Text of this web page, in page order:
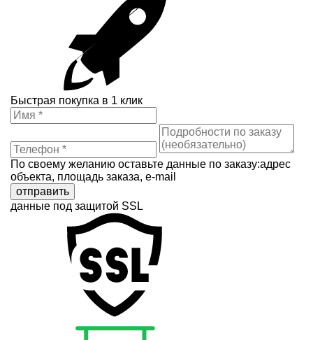
Быстрая покупка в 1 клик
По своему желанию оставьте данные по заказу:адрес
объекта, площадь заказа, e-mail
отправить
данные под защитой SSL